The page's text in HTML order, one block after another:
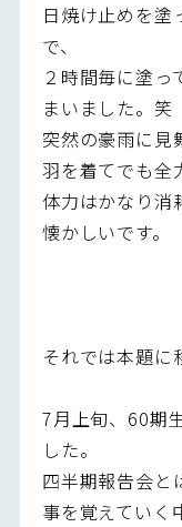
日焼け止めを塗
で、
２時間毎に塗っ
まいました。笑
突然の豪雨に見
羽を着てでも全
体力はかなり消
懐かしいです。
それでは本題に
7月上旬、60期
した。
四半期報告会と
事を覚えていく